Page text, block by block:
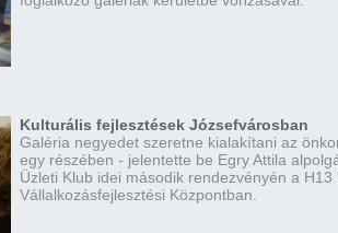
Kulturális fejlesztések Józsefvárosban
Galéria negyedet szeretne kialakítani az
egy részében - jelentette be Egry Attila
Üzleti Klub idei második rendezvényén a H13
Vállalkozásfejlesztési Központban.